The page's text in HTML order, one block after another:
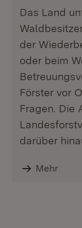
Das Land
der
oder beim
Förster vor
Fragen. Die
darüber
Mehr